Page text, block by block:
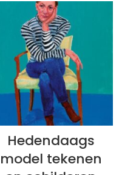
Hedendaags
model tekenen